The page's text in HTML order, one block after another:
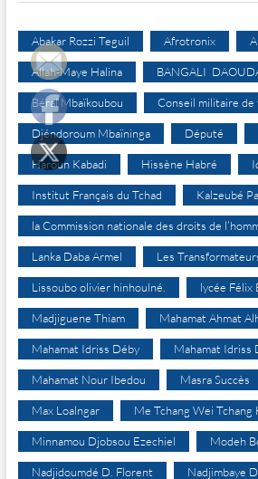
Abakar Rozzi Teguil Afrotronix
Allah-Maye Halina BANGALI
Béral Mbaïkoubou Conseil militaire
Djéndoroum Mbaïninga Député
Haroun Kabadi Hissène Habré
Institut Français du Tchad Kalzeubé
la Commission nationale des droits de
Lanka Daba Armel Les
Lissoubo olivier hinhoulné. lycée Félix
Madjiguene Thiam Mahamat Ahmat
Mahamat Idriss Déby Mahamat Idriss
Mahamat Nour Ibedou Masra Succès
Max Loalngar Me Tchang Wei Tchang
Minnamou Djobsou Ezechiel Modeh
Nadjidoumdé D. Florent Nadjimbaye